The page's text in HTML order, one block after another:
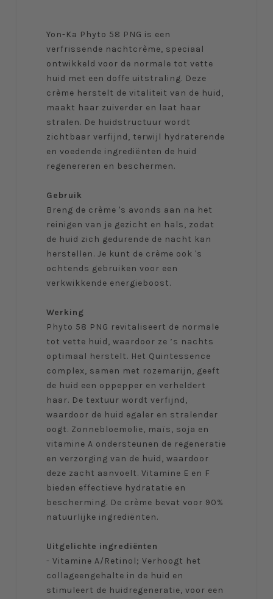
Yon-Ka Phyto 58 PNG is een
verfrissende nachtcrème, speciaal
ontwikkeld voor de normale tot vette
huid met een doffe uitstraling. Deze
crème herstelt de vitaliteit van de huid,
maakt haar zuiverder en laat haar
stralen. De huidstructuur wordt
zichtbaar verfijnd, terwijl hydraterende
en voedende ingrediënten de huid
regenereren en beschermen.
Gebruik
Breng de crème 's avonds aan na het
reinigen van je gezicht en hals, zodat
de huid zich gedurende de nacht kan
herstellen. Je kunt de crème ook 's
ochtends gebruiken voor een
verkwikkende energieboost.
Werking
Phyto 58 PNG revitaliseert de normale
tot vette huid, waardoor ze ’s nachts
optimaal herstelt. Het Quintessence
complex, samen met rozemarijn, geeft
de huid een oppepper en verheldert
haar. De textuur wordt verfijnd,
waardoor de huid egaler en stralender
oogt. Zonnebloemolie, maïs, soja en
vitamine A ondersteunen de regeneratie
en verzorging van de huid, waardoor
deze zacht aanvoelt. Vitamine E en F
bieden effectieve hydratatie en
bescherming. De crème bevat voor 90%
natuurlijke ingrediënten.
Uitgelichte ingrediënten
- Vitamine A/Retinol; Verhoogt het
collageengehalte in de huid en
stimuleert de huidregeneratie, voor een